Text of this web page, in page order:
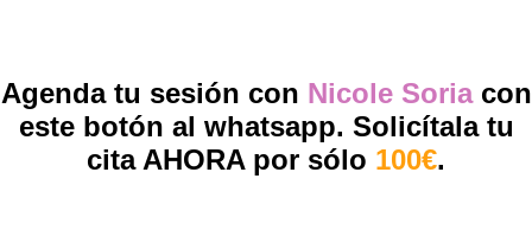
Agenda tu sesión con Nicole Soriacon
este botón al whatsapp. Solicítala tu
cita AHORA por sólo 100€.